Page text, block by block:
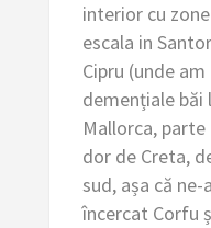
interior cu
escala in
Cipru (unde
demențiale băi
Mallorca,
dor de Creta,
sud, așa că
încercat Corfu